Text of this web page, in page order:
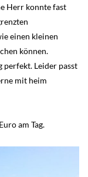
Herr konnte fast
einen kleinen
können.
perfekt. Leider passt
mit heim
am Tag.